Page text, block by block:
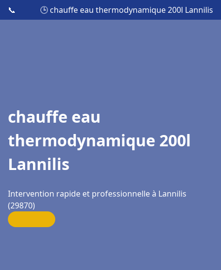
📞 🕒 chauffe eau thermodynamique 200l Lannilis
chauffe eau
thermodynamique 200l
Lannilis
Intervention rapide et professionnelle à Lannilis
(29870)